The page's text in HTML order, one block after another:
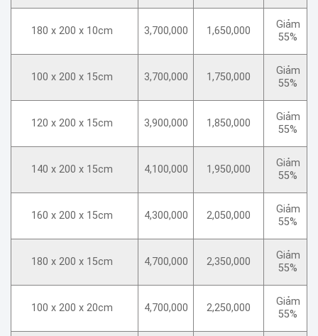
180 x 200 x 10cm 3,700,000 1,650,000
Giảm
55%
100 x 200 x 15cm 3,700,000 1,750,000
Giảm
55%
120 x 200 x 15cm 3,900,000 1,850,000
Giảm
55%
140 x 200 x 15cm 4,100,000 1,950,000
Giảm
55%
160 x 200 x 15cm 4,300,000 2,050,000
Giảm
55%
180 x 200 x 15cm 4,700,000 2,350,000
Giảm
55%
100 x 200 x 20cm 4,700,000 2,250,000
Giảm
55%